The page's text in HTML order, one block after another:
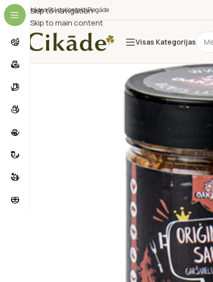
Skip to navigation
Skip to main content
Cikādes StāstsKontaktiPiegāde
Visas Kategorijas